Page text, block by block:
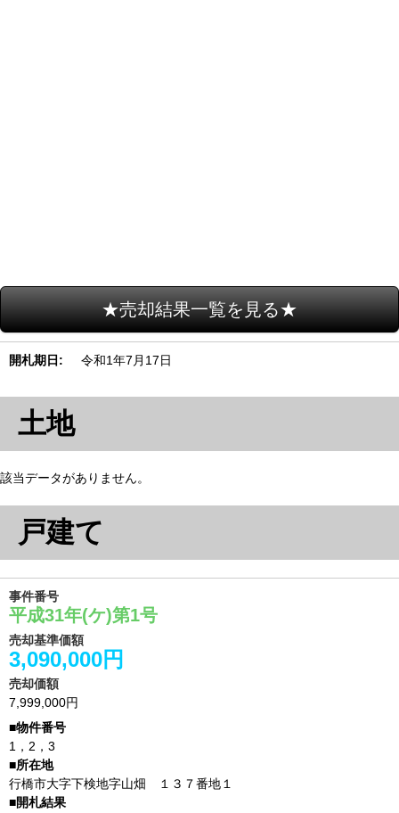
★売却結果一覧を見る★
開札期日 令和1年7月17日
土地
該当データがありません。
戸建て
事件番号
平成31年(ケ)第1号
売却基準価額
3,090,000円
売却価額
7,999,000円
1，2，3
行橋市大字下検地字山畑 １３７番地１